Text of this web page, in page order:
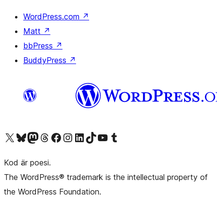
WordPress.com ↗
Matt ↗
bbPress ↗
BuddyPress ↗
Besök vår X-konto (f.d. Twitter)
Besök vårt Bluesky-konto
Besök vårt Mastodon-konto
Besök vårt Thread-konto
Besök vår Facebook-sidaBesök vårt Instagram-konto
Besök vårt LinkedIn-konto
Besök vårt TikTok-konto
Besök vår YouTube-kanalBesök vårt Tumblr-konto
Kod är poesi.
The WordPress® trademark is the intellectual property of
the WordPress Foundation.